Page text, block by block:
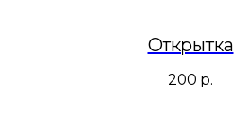
Открытка
200 р.